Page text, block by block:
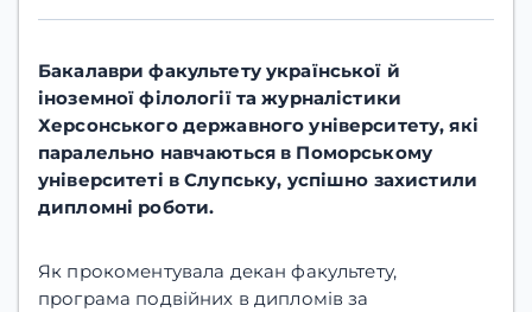
Бакалаври факультету української й
іноземної філології та журналістики
Херсонського державного університету, які
паралельно навчаються в Поморському
університеті в Слупську, успішно захистили
дипломні роботи.
Як прокоментувала декан факультету,
програма подвійних в дипломів за